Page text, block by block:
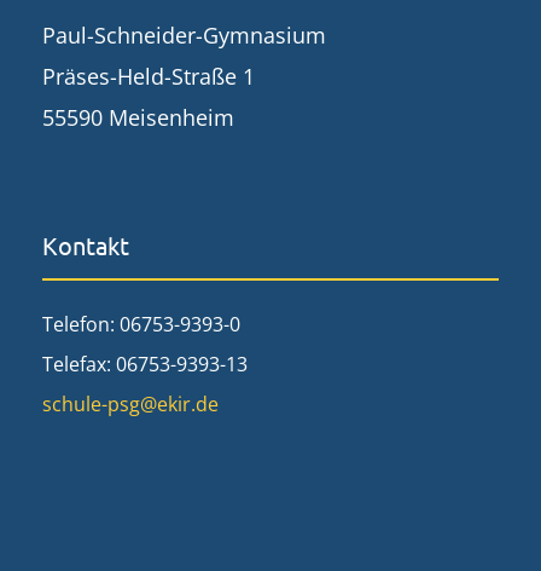
Paul-Schneider-Gymnasium
Präses-Held-Straße 1
55590 Meisenheim
Kontakt
Telefon: 06753-9393-0
Telefax: 06753-9393-13
schule-psg@ekir.de